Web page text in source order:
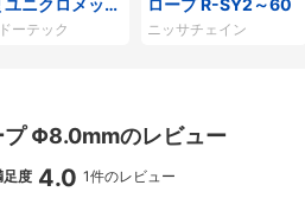
ユニクロメッ
リアブル製
ーテック
ロープ R-SY2～60
ニッサチェイン
プ Φ8.0mmのレビュー
4
足度 4.0 1件のレビュー